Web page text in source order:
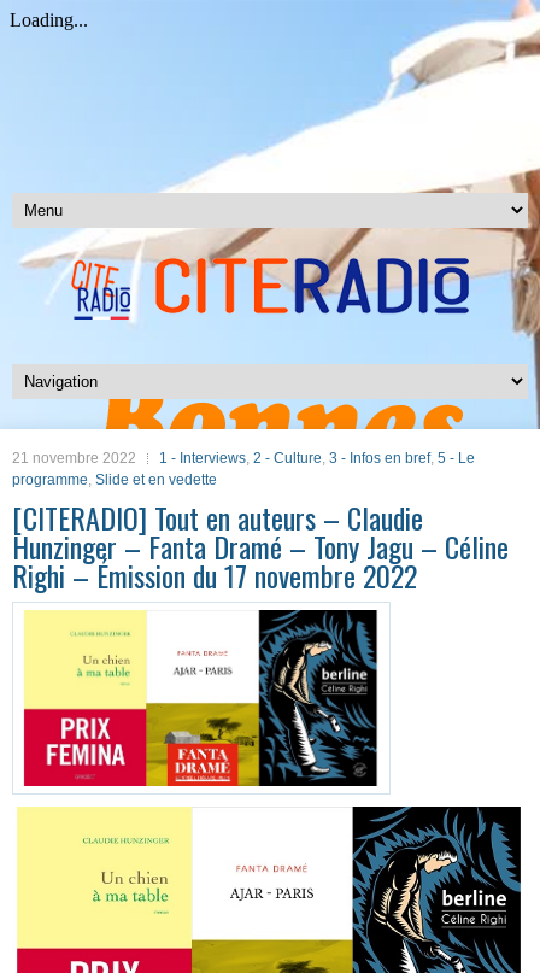
21 novembre 2022 1 - Interviews, 2 - Culture, 3 - Infos en bref, 5 - Le
programme, Slide et en vedette
[CITERADIO] Tout en auteurs – Claudie
Hunzinger – Fanta Dramé – Tony Jagu – Céline
Righi – Émission du 17 novembre 2022